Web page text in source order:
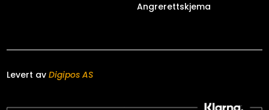
Angrerettskjema
Levert avDigipos AS